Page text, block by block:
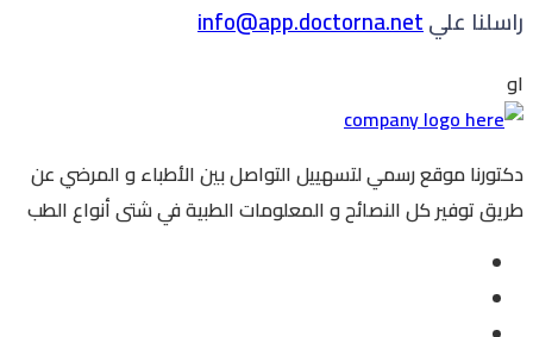
راسلنا عليinfo@app.doctorna.net
او
دكتورنا موقع رسمي لتسهييل التواصل بين الأطباء و المرضي عن
طريق توفير كل النصائح و المعلومات الطبية في شتى أنواع الطب